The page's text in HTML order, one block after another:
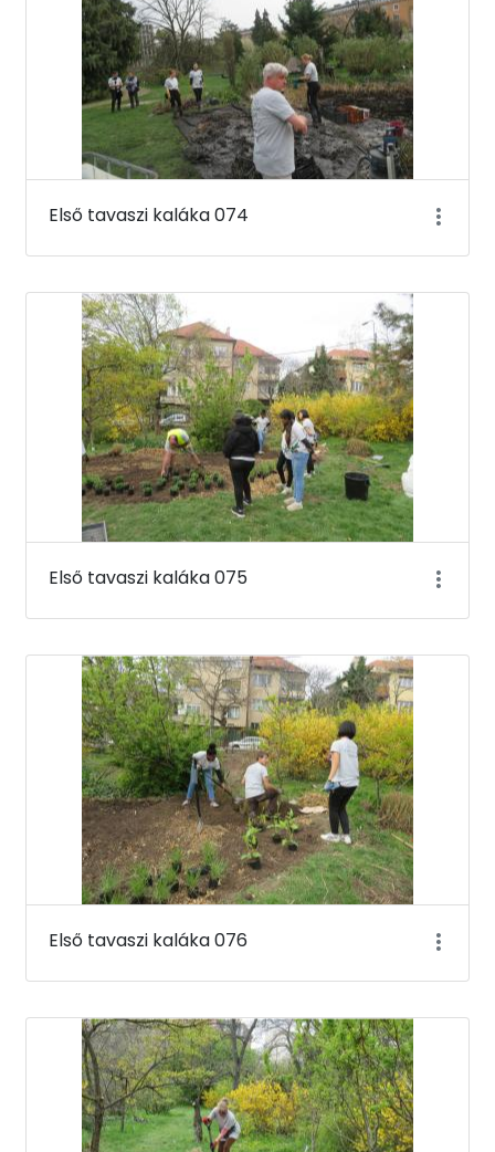
Első tavaszi kaláka 074
Első tavaszi kaláka 075
Első tavaszi kaláka 076